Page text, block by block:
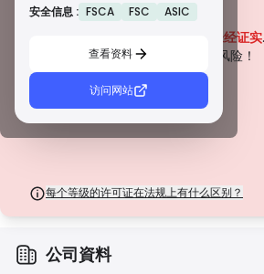
安全信息 : FSCA FSC ASIC
查看资料
访问网站
警告
未经证实.
请注意潜在风险！
每个等级的许可证在法规上有什么区别？
由受尊敬的区域监管机构授予，这些许可证提供
离、财务报告和补偿计划。虽然没有等级 1 那么
由新兴市场的监管机构颁发，这些许可证提供基
AML 政策。监管较不严格，因此交易者
来自监管最少的司法管辖区，这些许可证通常缺乏
保险。虽然它们对运营弹性很有吸引力，但它
公司資料